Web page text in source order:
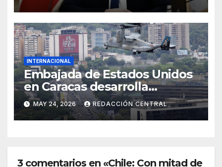
INTERNACIONAL
Embajada de Estados Unidos
en Caracas desarrolla
simulacro aéreo de
evacuación y contingencia
MAY 24, 2026 REDACCIÓN CENTRAL
3 comentarios en «Chile: Con mitad de